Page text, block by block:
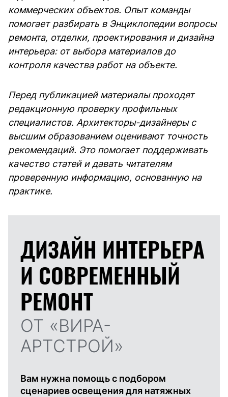
коммерческих объектов. Опыт команды
помогает разбирать в Энциклопедии вопросы
ремонта, отделки, проектирования и дизайна
интерьера: от выбора материалов до
контроля качества работ на объекте.
Перед публикацией материалы проходят
редакционную проверку профильных
специалистов. Архитекторы-дизайнеры с
высшим образованием оценивают точность
рекомендаций. Это помогает поддерживать
качество статей и давать читателям
проверенную информацию, основанную на
практике.
ДИЗАЙН ИНТЕРЬЕРА
И СОВРЕМЕННЫЙ
РЕМОНТ
ОТ «ВИРА-
АРТСТРОЙ»
Вам нужна помощь с подбором
сценариев освещения для натяжных